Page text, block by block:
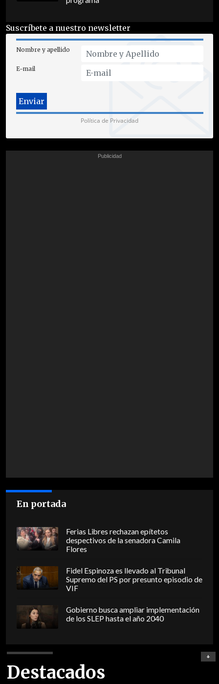
Suscríbete a nuestro newsletter
Nombre y apellido
E-mail
Política de Privacidad
En portada
Ferias Libres rechazan epítetos
despectivos de la senadora Camila
Flores
Fidel Espinoza es llevado al Tribunal
Supremo del PS por presunto episodio de
VIF
Gobierno busca ampliar implementación
de los SLEP hasta el año 2040
Destacados
+